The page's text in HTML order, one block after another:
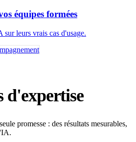
équipes formées
leurs vrais cas d'usage.
d'expertise
promesse : des résultats mesurables,